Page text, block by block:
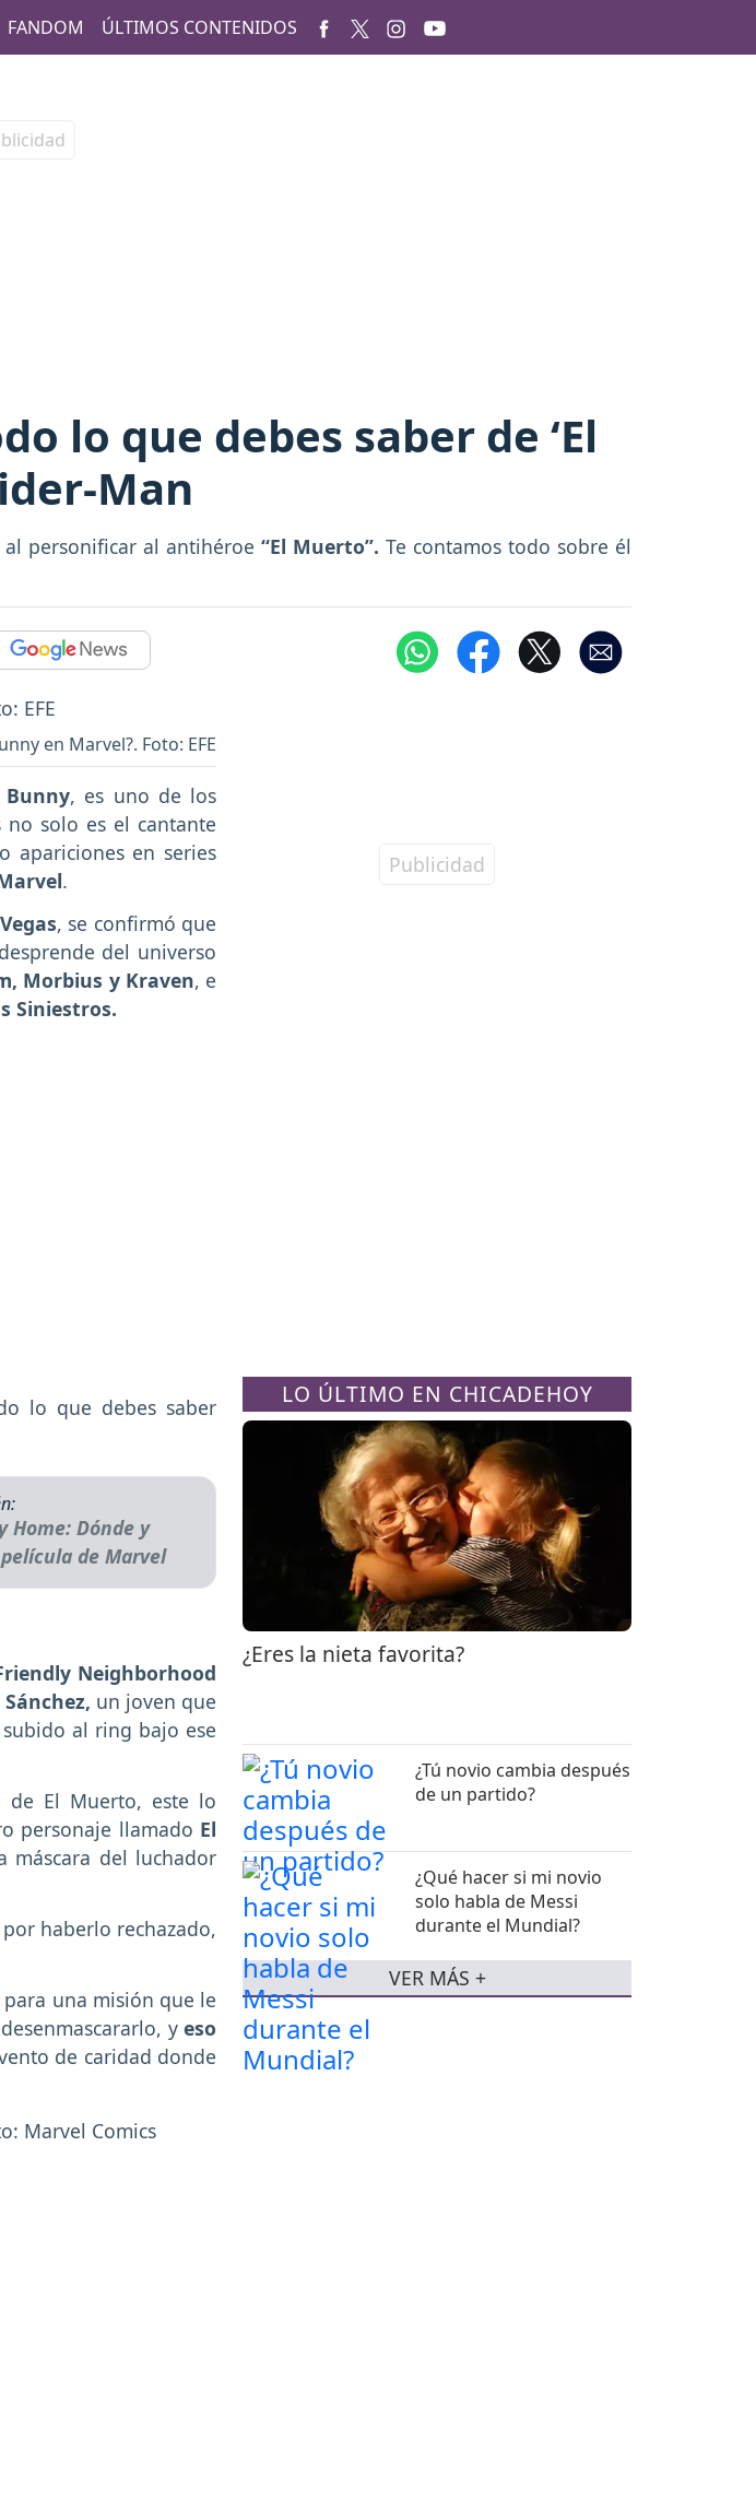
FANDOM ÚLTIMOS CONTENIDOS
lo que debes saber de ‘El
Man
al personificar al antihéroe “El Muerto”. Te contamos todo sobre él
en Marvel?. Foto: EFE
Bunny, es uno de los
solo es el cantante
apariciones en series
.
, se confirmó que
del universo
Morbius y Kraven, e
Siniestros.
lo que debes saber
Home: Dónde y
de Marvel
Neighborhood
un joven que
al ring bajo ese
El Muerto, este lo
personaje llamado El
máscara del luchador
por haberlo rechazado,
para una misión que le
yeso
de caridad donde
LO ÚLTIMO EN CHICADEHOY
¿Eres la nieta favorita?
¿Tú novio cambia después
de un partido?
¿Qué hacer si mi novio
solo habla de Messi
durante el Mundial?
VER MÁS +